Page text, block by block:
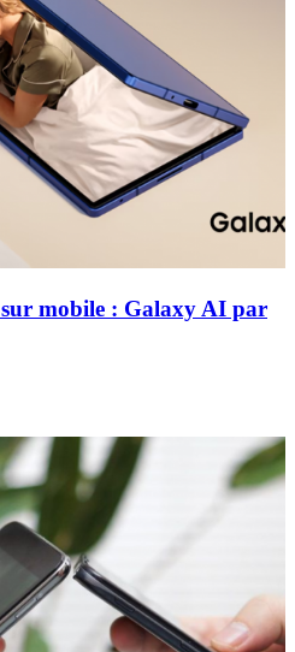
mobile : Galaxy AI par